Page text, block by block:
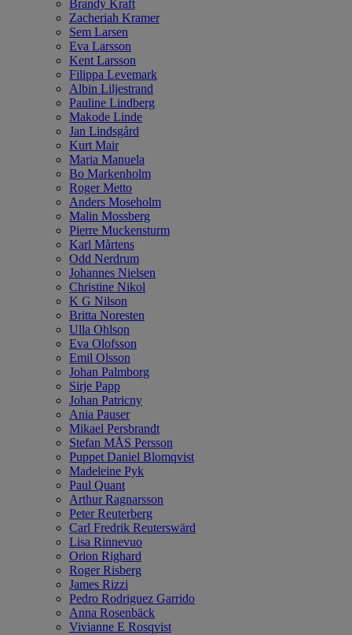
Brandy Kraft
Zacheriah Kramer
Sem Larsen
Eva Larsson
Kent Larsson
Filippa Levemark
Albin Liljestrand
Pauline Lindberg
Makode Linde
Jan Lindsgård
Kurt Mair
Maria Manuela
Bo Markenholm
Roger Metto
Anders Moseholm
Malin Mossberg
Pierre Muckensturm
Karl Mårtens
Odd Nerdrum
Johannes Nielsen
Christine Nikol
K G Nilson
Britta Noresten
Ulla Ohlson
Eva Olofsson
Emil Olsson
Johan Palmborg
Sirje Papp
Johan Patricny
Ania Pauser
Mikael Persbrandt
Stefan MÅS Persson
Puppet Daniel Blomqvist
Madeleine Pyk
Paul Quant
Arthur Ragnarsson
Peter Reuterberg
Carl Fredrik Reuterswärd
Lisa Rinnevuo
Orion Righard
Roger Risberg
James Rizzi
Pedro Rodriguez Garrido
Anna Rosenbäck
Vivianne E Rosqvist